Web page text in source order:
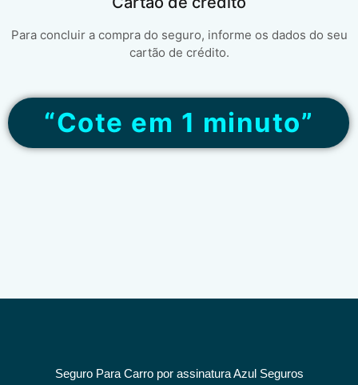
Para concluir a compra do seguro, informe os dados do seu
cartão de crédito.
“Cote em 1 minuto”
Seguro Para Carro por assinatura Azul Seguros